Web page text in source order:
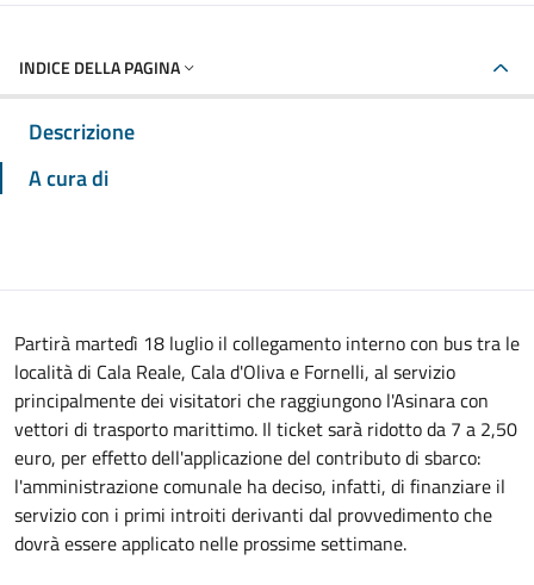
INDICE DELLA PAGINA
Descrizione
A cura di
Partirà martedì 18 luglio il collegamento interno con bus tra le
località di Cala Reale, Cala d'Oliva e Fornelli, al servizio
principalmente dei visitatori che raggiungono l'Asinara con
vettori di trasporto marittimo. Il ticket sarà ridotto da 7 a 2,50
euro, per effetto dell'applicazione del contributo di sbarco:
l'amministrazione comunale ha deciso, infatti, di finanziare il
servizio con i primi introiti derivanti dal provvedimento che
dovrà essere applicato nelle prossime settimane.